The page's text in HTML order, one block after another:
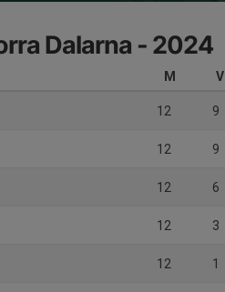
Dalarna - 2024
M V
12 9
12 9
12 6
12 3
12 1